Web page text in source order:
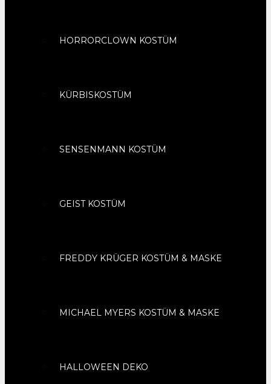
HORRORCLOWN KOSTÜM
KÜRBISKOSTÜM
SENSENMANN KOSTÜM
GEIST KOSTÜM
FREDDY KRÜGER KOSTÜM & MASKE
MICHAEL MYERS KOSTÜM & MASKE
HALLOWEEN DEKO